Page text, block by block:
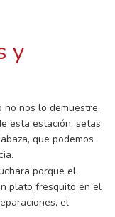
y
nos lo demuestre,
esta estación, setas,
que podemos
porque el
plato fresquito en el
el